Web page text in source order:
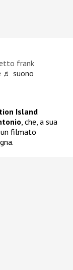
frank
♬ suono
Island
, che, a sua
filmato